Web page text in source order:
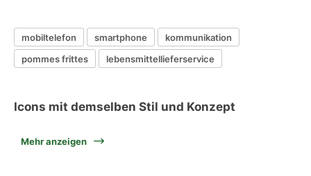
mobiltelefon smartphone
kommunikation
pommes frittes
lebensmittellieferservice
Icons mit demselben Stil und Konzept
Mehr anzeigen